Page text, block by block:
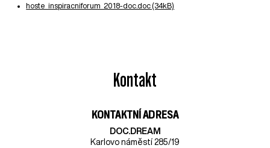
hoste_inspiracniforum_2018-doc.doc (34kB)
Kontakt
KONTAKTNÍ ADRESA
DOC.DREAM​
Karlovo náměstí 285/19